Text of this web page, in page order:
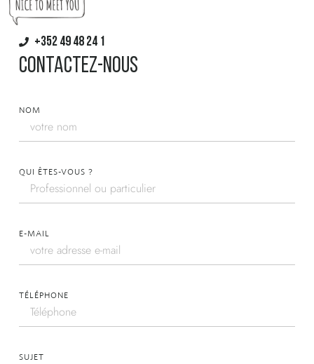
+352 49 48 24 1
Contactez-nous
NOM
QUI ÊTES-VOUS ?
E-MAIL
TÉLÉPHONE
SUJET